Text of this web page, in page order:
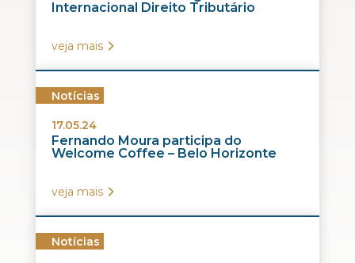
Internacional Direito Tributário
veja mais
Notícias
17.05.24
Fernando Moura participa do
Welcome Coffee – Belo Horizonte
veja mais
Notícias